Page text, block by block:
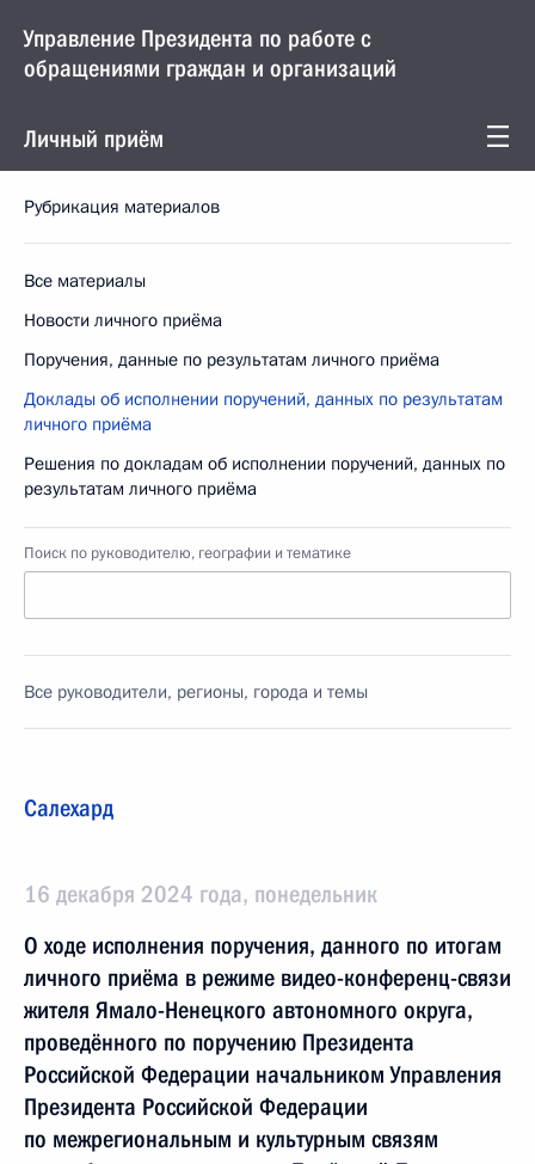
Управление Президента по работе с
обращениями граждан и организаций
Личный приём
Рубрикация материалов
Все материалы
Новости личного приёма
Поручения, данные по результатам личного приёма
Доклады об исполнении поручений, данных по результатам
личного приёма
Решения по докладам об исполнении поручений, данных по
результатам личного приёма
Поиск по руководителю, географии и тематике
Все руководители, регионы, города и темы
Салехард
16 декабря 2024 года, понедельник
О ходе исполнения поручения, данного по итогам
личного приёма в режиме видео-конференц-связи
жителя Ямало-Ненецкого автономного округа,
проведённого по поручению Президента
Российской Федерации начальником Управления
Президента Российской Федерации
по межрегиональным и культурным связям